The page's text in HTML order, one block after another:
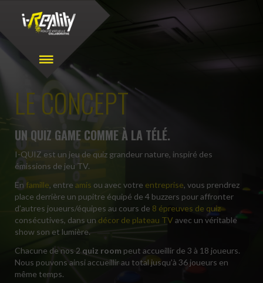
LE CONCEPT
UN QUIZ GAME COMME À LA TÉLÉ.
I-QUIZ est un jeu de quiz grandeur nature, inspiré des
émissions de jeu TV.
En famille, entre amis ou avec votre entreprise, vous prendrez
place derrière un pupitre équipé de 4 buzzers pour affronter
d’autres joueurs/équipes au cours de 8 épreuves de quiz
consécutives, dans un décor de plateau TV avec un véritable
show son et lumière.
Chacune de nos 2 quiz room peut accueillir de 3 à 18 joueurs.
Nous pouvons ainsi accueillir au total jusqu’à 36 joueurs en
même temps.